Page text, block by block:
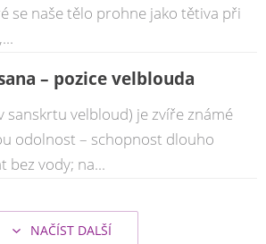
se naše tělo prohne jako tětiva při
– pozice velblouda
sanskrtu velbloud) je zvíře známé
odolnost – schopnost dlouho
bez vody; na...
NAČÍST DALŠÍ